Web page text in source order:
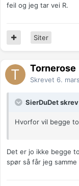
feil og jeg tar vei R.
Siter
Tornerose
Skrevet 6.
SierDuDet
Hvorfor vil begge
Det er jo ikke begge
spør så får jeg